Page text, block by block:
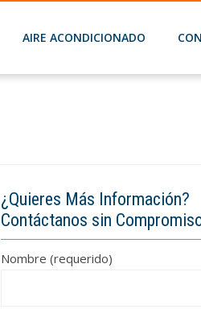
AIRE ACONDICIONADO
¿Quieres Más Información?
Contáctanos sin
Nombre (requerido)